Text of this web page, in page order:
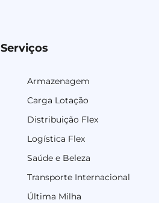
Serviços
Armazenagem
Carga Lotação
Distribuição Flex
Logística Flex
Saúde e Beleza
Transporte Internacional
Última Milha